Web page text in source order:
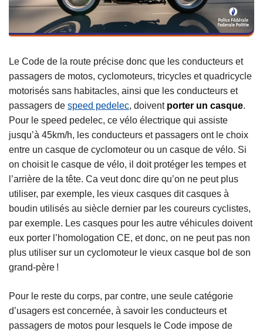
Le Code de la route précise donc que les conducteurs et
passagers de motos, cyclomoteurs, tricycles et quadricycle
motorisés sans habitacles, ainsi que les conducteurs et
passagers de speed pedelec, doivent porter un casque.
Pour le speed pedelec, ce vélo électrique qui assiste
jusqu’à 45km/h, les conducteurs et passagers ont le choix
entre un casque de cyclomoteur ou un casque de vélo. Si
on choisit le casque de vélo, il doit protéger les tempes et
l’arrière de la tête. Ca veut donc dire qu’on ne peut plus
utiliser, par exemple, les vieux casques dit casques à
boudin utilisés au siècle dernier par les coureurs cyclistes,
par exemple. Les casques pour les autre véhicules doivent
eux porter l’homologation CE, et donc, on ne peut pas non
plus utiliser sur un cyclomoteur le vieux casque bol de son
grand-père !
Pour le reste du corps, par contre, une seule catégorie
d’usagers est concernée, à savoir les conducteurs et
passagers de motos pour lesquels le Code impose de